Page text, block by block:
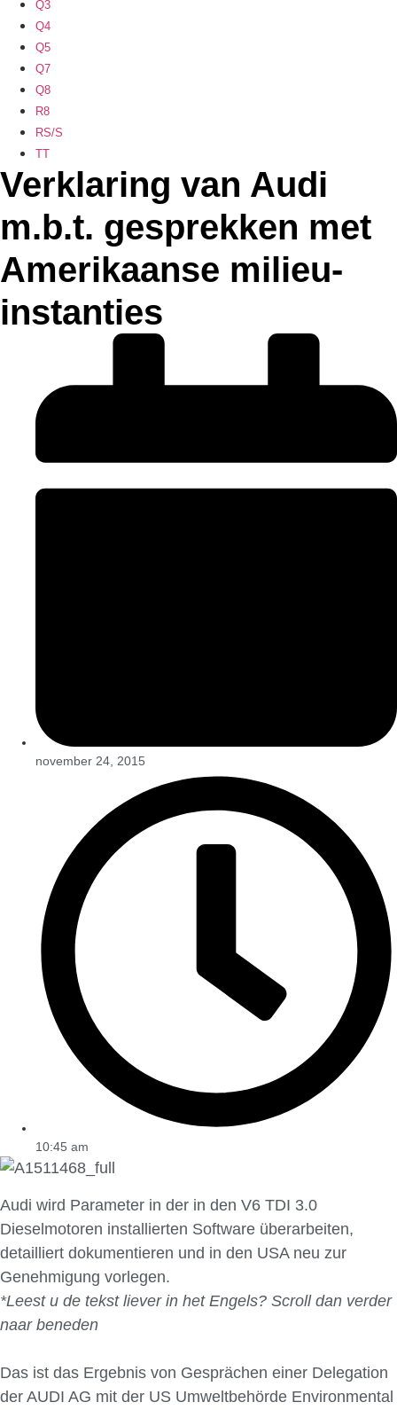
Q3
Q4
Q5
Q7
Q8
R8
RS/S
TT
Verklaring van Audi
m.b.t. gesprekken met
Amerikaanse milieu-
instanties
november 24, 2015
10:45 am
Audi wird Parameter in der in den V6 TDI 3.0
Dieselmotoren installierten Software überarbeiten,
detailliert dokumentieren und in den USA neu zur
Genehmigung vorlegen.
*Leest u de tekst liever in het Engels? Scroll dan verder
naar beneden
Das ist das Ergebnis von Gesprächen einer Delegation
der AUDI AG mit der US Umweltbehörde Environmental